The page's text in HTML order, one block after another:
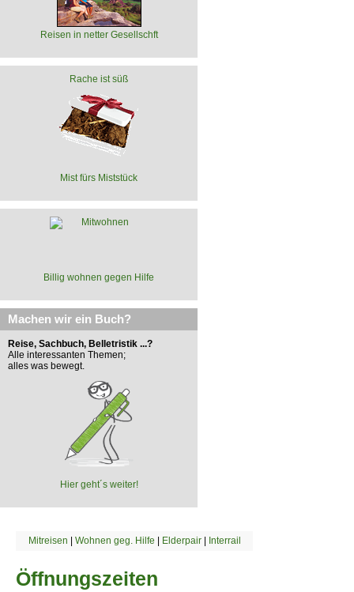
Reisen in netter Gesellschft
Rache ist süß
Mist fürs Miststück
Billig wohnen gegen Hilfe
Machen wir ein Buch?
Reise, Sachbuch, Belletristik ...?
Alle interessanten Themen;
alles was bewegt.
Hier geht´s weiter!
Mitreisen | Wohnen geg. Hilfe | Elderpair| Interrail
Öffnungszeiten